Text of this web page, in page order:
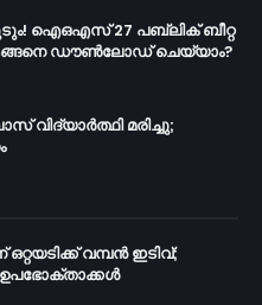
ഐഒഎസ് 27 പബ്ലിക് ബീറ്റ
ഡൗൺലോഡ് ചെയ്യാം?
വിദ്യാർത്ഥി മരിച്ചു;
വമ്പൻ ഇടിവ്;